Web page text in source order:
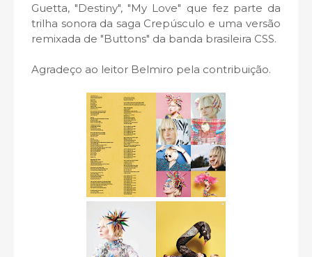
Guetta, "Destiny", "My Love" que fez parte da
trilha sonora da saga Crepúsculo e uma versão
remixada de "Buttons" da banda brasileira CSS.
Agradeço ao leitor Belmiro pela contribuição.